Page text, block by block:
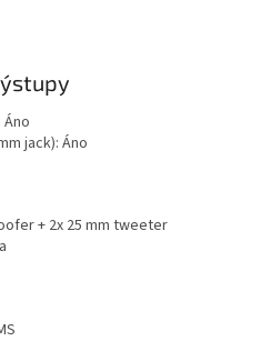
jack): Áno
+ 2x 25 mm tweeter